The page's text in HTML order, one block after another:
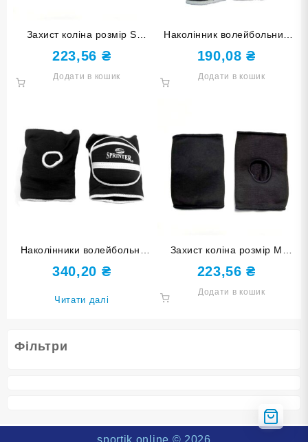
Фільтри
Захист коліна розмір S
0404-S-Ч
223,56 ₴
Додати в кошик
Наколінник волейбольний
чорний 0735-Ч
190,08₴
Додати в кошик
Наколінники волейбольні
SPRINTER чорні розмір XS
340,20 ₴
Читати далі
Захист коліна розмір М
0404-M-Ч
223,56₴
Додати в кошик
sportik.online © 2026